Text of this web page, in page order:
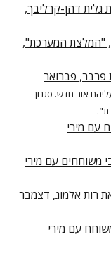
דהן-קרליבך,
- מגזין ישראלי להיסטוריה, גיליון 177, "המלצת המערכת",
פרבר, פברואר
אור חדש. סגנון
עם מירי
משוחחים עם מירי
מאת רות אלמוג, דצמבר
עם מירי